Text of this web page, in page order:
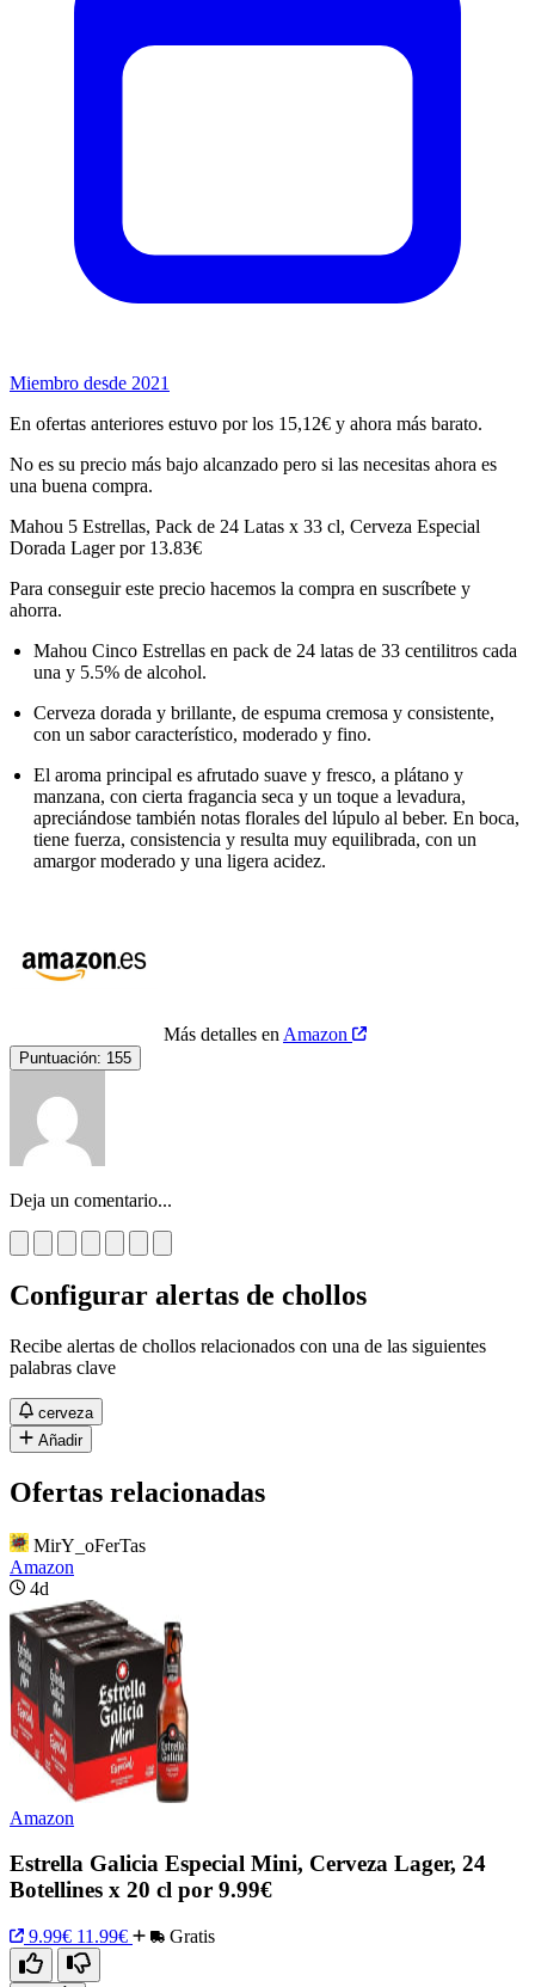
Miembro desde 2021
En ofertas anteriores estuvo por los 15,12€ y ahora más barato.
No es su precio más bajo alcanzado pero si las necesitas ahora es
una buena compra.
Mahou 5 Estrellas, Pack de 24 Latas x 33 cl, Cerveza Especial
Dorada Lager por 13.83€
Para conseguir este precio hacemos la compra en suscríbete y
ahorra.
Mahou Cinco Estrellas en pack de 24 latas de 33 centilitros cada
una y 5.5% de alcohol.
Cerveza dorada y brillante, de espuma cremosa y consistente,
con un sabor característico, moderado y fino.
El aroma principal es afrutado suave y fresco, a plátano y
manzana, con cierta fragancia seca y un toque a levadura,
apreciándose también notas florales del lúpulo al beber. En boca,
tiene fuerza, consistencia y resulta muy equilibrada, con un
amargor moderado y una ligera acidez.
Más detalles en Amazon
Puntuación: 155
Deja un comentario...
Configurar alertas de chollos
Recibe alertas de chollos relacionados con una de las siguientes
palabras clave
cerveza
Añadir
Ofertas relacionadas
MirY_oFerTas
Amazon
4d
Amazon
Estrella Galicia Especial Mini, Cerveza Lager, 24
Botellines x 20 cl por 9.99€
9.99€ 11.99€ Gratis